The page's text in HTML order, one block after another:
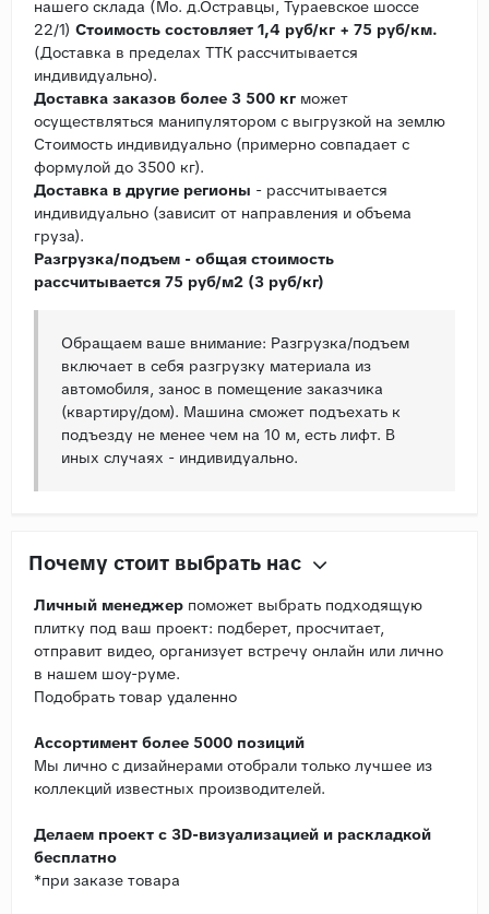
нашего склада (Мо. д.Остравцы, Тураевское шоссе
22/1) Стоимость состовляет 1,4 руб/кг + 75 руб/км.
(Доставка в пределах ТТК рассчитывается
индивидуально).
Доставка заказов более 3 500 кг может
осуществляться манипулятором с выгрузкой на землю
Стоимость индивидуально (примерно совпадает с
формулой до 3500 кг).
Доставка в другие регионы - рассчитывается
индивидуально (зависит от направления и объема
груза).
Разгрузка/подъем - общая стоимость
рассчитывается 75 руб/м2 (3 руб/кг)
Обращаем ваше внимание: Разгрузка/подъем
включает в себя разгрузку материала из
автомобиля, занос в помещение заказчика
(квартиру/дом). Машина сможет подъехать к
подъезду не менее чем на 10 м, есть лифт. В
иных случаях - индивидуально.
Почему стоит выбрать нас
Личный менеджер поможет выбрать подходящую
плитку под ваш проект: подберет, просчитает,
отправит видео, организует встречу онлайн или лично
в нашем шоу-руме.
Подобрать товар удаленно
Ассортимент более 5000 позиций
Мы лично с дизайнерами отобрали только лучшее из
коллекций известных производителей.
Делаем проект с 3D-визуализацией и раскладкой
бесплатно
*при заказе товара